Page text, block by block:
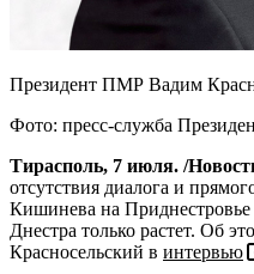
Президент ПМР Вадим
Фото: пресс-служба
Тирасполь, 7 июля. /
отсутствия диалога и
Кишинева на Приднестровье
Днестра только растет. Об
Красносельский в интервью